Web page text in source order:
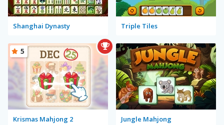
Shanghai Dynasty Triple Tiles
Krismas Mahjong 2
5
Jungle Mahjong